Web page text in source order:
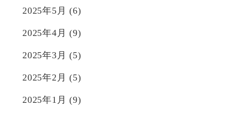
2025年5月 (6)
2025年4月 (9)
2025年3月 (5)
2025年2月 (5)
2025年1月 (9)